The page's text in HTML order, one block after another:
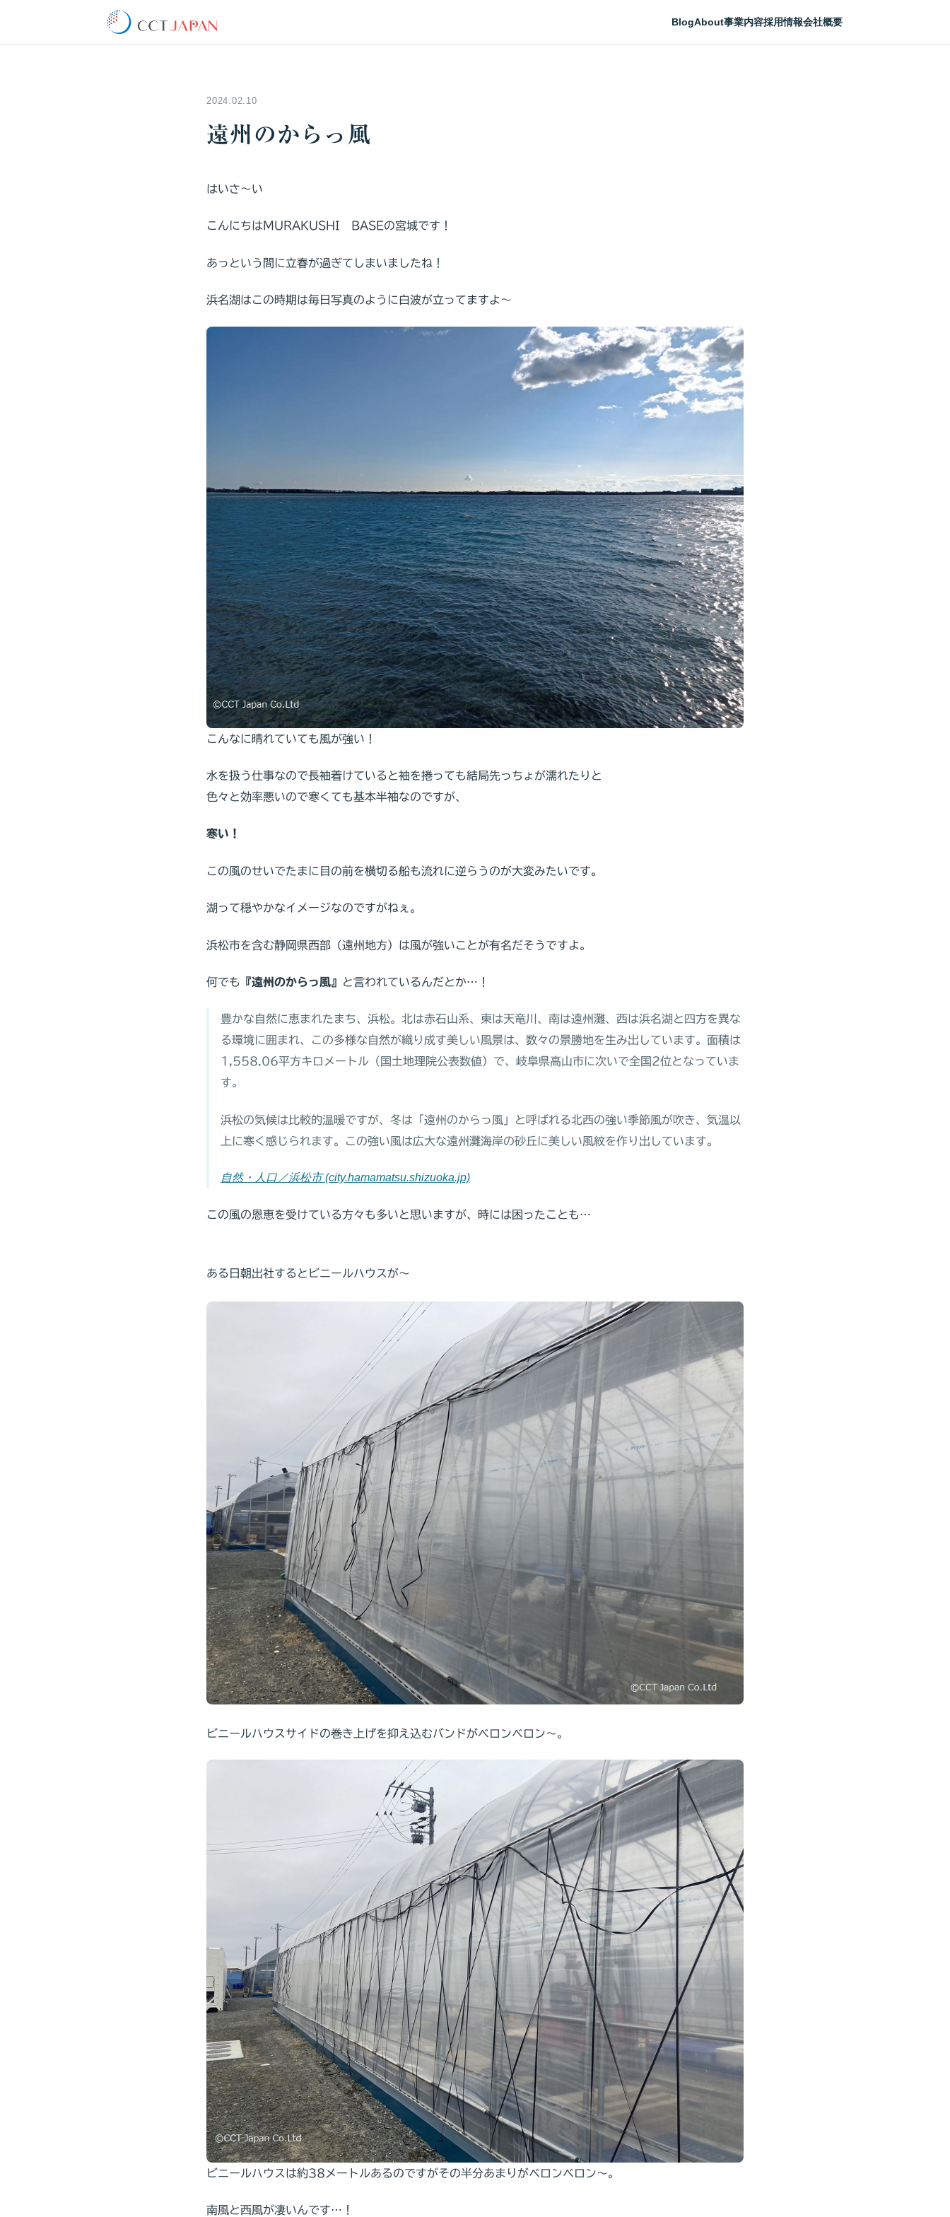
BlogAbout事業内容採用情報会社概要
2024.02.10
遠州のからっ風
はいさ～い
こんにちはMURAKUSHI BASEの宮城です！
あっという間に立春が過ぎてしまいましたね！
浜名湖はこの時期は毎日写真のように白波が立ってますよ～
こんなに晴れていても風が強い！
水を扱う仕事なので長袖着けていると袖を捲っても結局先っちょが濡れたりと
色々と効率悪いので寒くても基本半袖なのですが、
寒い！
この風のせいでたまに目の前を横切る船も流れに逆らうのが大変みたいです。
湖って穏やかなイメージなのですがねぇ。
浜松市を含む静岡県西部（遠州地方）は風が強いことが有名だそうですよ。
何でも 『遠州のからっ風』 と言われているんだとか…！
豊かな自然に恵まれたまち、浜松。北は赤石山系、東は天竜川、南は遠州灘、西は浜名湖と四方を異な
る環境に囲まれ、この多様な自然が織り成す美しい風景は、数々の景勝地を生み出しています。面積は
1,558.06平方キロメートル（国土地理院公表数値）で、岐阜県高山市に次いで全国2位となっていま
す。
浜松の気候は比較的温暖ですが、冬は「遠州のからっ風」と呼ばれる北西の強い季節風が吹き、気温以
上に寒く感じられます。この強い風は広大な遠州灘海岸の砂丘に美しい風紋を作り出しています。
自然・人口／浜松市 (city.hamamatsu.shizuoka.jp)
この風の恩恵を受けている方々も多いと思いますが、時には困ったことも…
ある日朝出社するとビニールハウスが～
ビニールハウスサイドの巻き上げを抑え込むバンドがベロンベロン～。
ビニールハウスは約38メートルあるのですがその半分あまりがベロンベロン～。
南風と西風が凄いんです…！